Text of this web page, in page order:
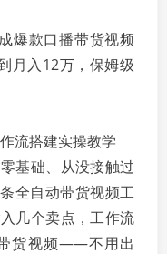
爆款口播带货视频
月入12万，保姆级
流搭建实操教学
基础、从没接触过
全自动带货视频工
几个卖点，工作流
货视频——不用出